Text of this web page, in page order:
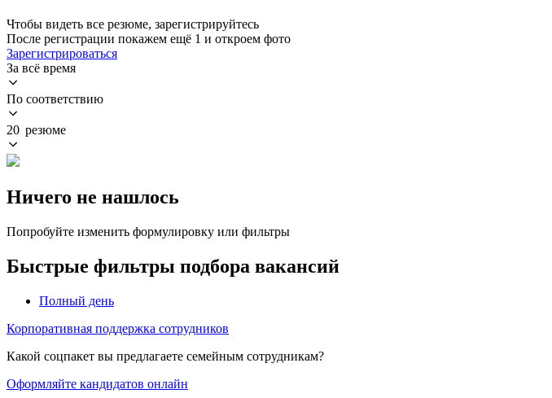
Чтобы видеть все резюме, зарегистрируйтесь
После регистрации покажем ещё 1 и откроем фото
Зарегистрироваться
За всё время
По соответствию
20 резюме
Ничего не нашлось
Попробуйте изменить формулировку или фильтры
Быстрые фильтры подбора вакансий
Полный день
Корпоративная поддержка сотрудников
Какой соцпакет вы предлагаете семейным сотрудникам?
Оформляйте кандидатов онлайн